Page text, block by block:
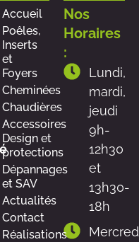
Accueil
Poêles,
Inserts
et
Foyers
Cheminées
Chaudières
Accessoires
Design et
protections
Dépannages
et SAV
Actualités
Contact
Réalisations
Nos
Horaires
:
Lundi,
mardi,
jeudi
9h-
12h30
et
13h30-
18h